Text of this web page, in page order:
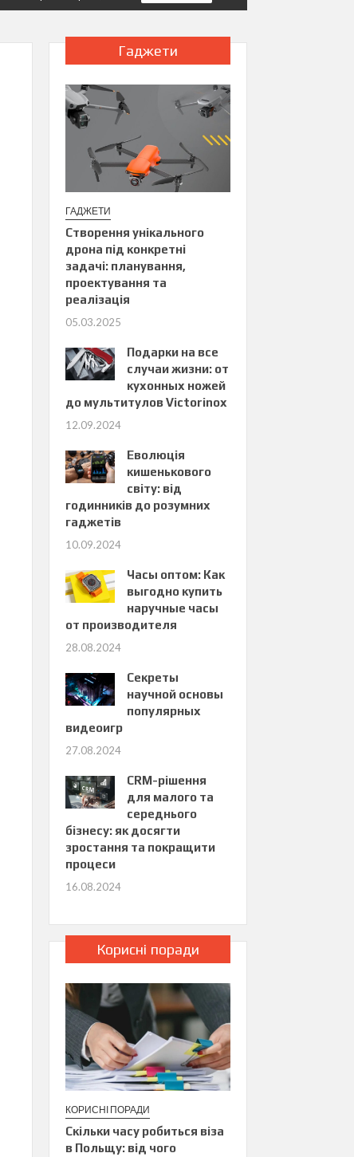
Гаджети
ГАДЖЕТИ
Створення унікального
дрона під конкретні
задачі: планування,
проектування та
реалізація
05.03.2025
Подарки на все
случаи жизни: от
кухонных ножей
до мультитулов Victorinox
12.09.2024
Еволюція
кишенькового
світу: від
годинників до розумних
гаджетів
10.09.2024
Часы оптом: Как
выгодно купить
наручные часы
от производителя
28.08.2024
Секреты
научной основы
популярных
видеоигр
27.08.2024
CRM-рішення
для малого та
середнього
бізнесу: як досягти
зростання та покращити
процеси
16.08.2024
Корисні поради
КОРИСНІ ПОРАДИ
Скільки часу робиться віза
в Польщу: від чого